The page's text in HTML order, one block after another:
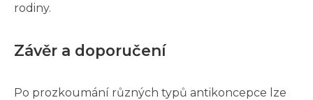
rodiny.
Závěr a doporučení
Po prozkoumání různých typů antikoncepce lze